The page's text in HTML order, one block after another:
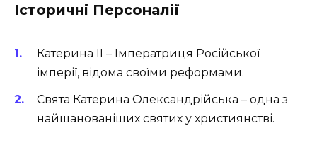
Історичні Персоналії
Катерина II – Імператриця Російської
імперії, відома своїми реформами.
Свята Катерина Олександрійська – одна з
найшанованіших святих у християнстві.